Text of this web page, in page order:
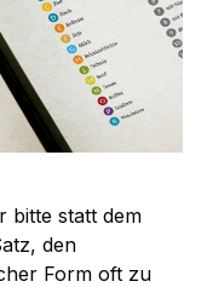
bitte statt dem
den
Form oft zu